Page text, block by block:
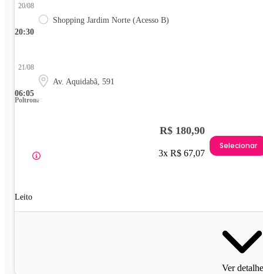
20:30
20/08
Shopping Jardim Norte (Acesso B)
06:05
21/08
Av. Aquidabã, 591
Poltrona
Leito
R$ 180,90
3x R$ 67,07
Selecionar
Ver